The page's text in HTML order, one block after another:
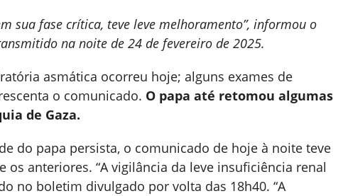
sua fase crítica, teve leve melhoramento”, informou o
na noite de 24 de fevereiro de 2025.
asmática ocorreu hoje; alguns exames de
o comunicado. O papa até retomou algumas
de Gaza.
do papa persista, o comunicado de hoje à noite teve
anteriores. “A vigilância da leve insuficiência renal
no boletim divulgado por volta das 18h40. “A